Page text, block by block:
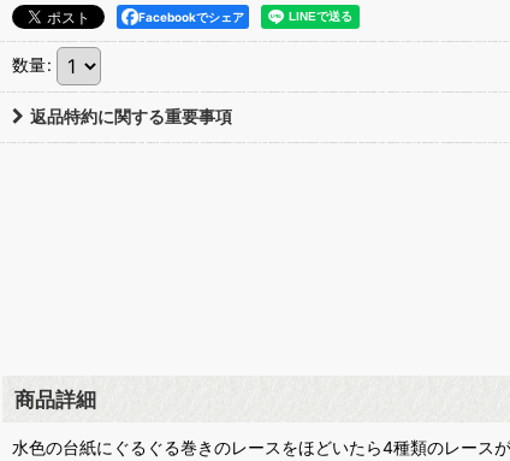
Facebookでシェア
数量:
返品特約に関する重要事項
商品詳細
水色の台紙にぐるぐる巻きのレースをほどいたら4種類のレース